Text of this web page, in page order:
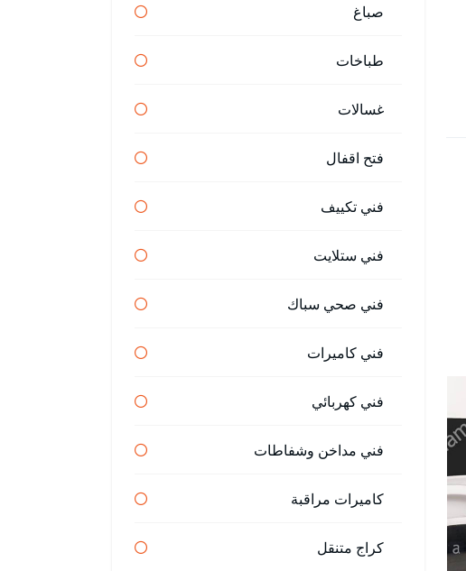
صباغ
طباخات
غسالات
فتح اقفال
فني تكييف
فني ستلايت
فني صحي سباك
فني كاميرات
فني كهربائي
فني مداخن وشفاطات
كاميرات مراقبة
كراج متنقل